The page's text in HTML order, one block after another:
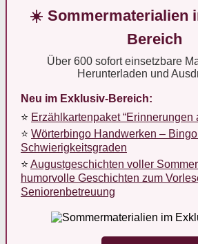
☀️ Sommermaterialien
Bereich
Über 600 sofort einsetzbare
Herunterladen und
Neu im Exklusiv-Bereich:
⭐ Erzählkartenpaket “Erinnerungen
⭐ Wörterbingo Handwerken –
Schwierigkeitsgraden
⭐ Augustgeschichten voller
humorvolle Geschichten zum
Seniorenbetreuung